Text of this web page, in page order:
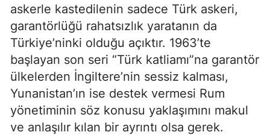
askerle kastedilenin sadece Türk askeri,
garantörlüğü rahatsızlık yaratanın da
Türkiye’ninki olduğu açıktır. 1963’te
başlayan son seri “Türk katliamı”na garantör
ülkelerden İngiltere’nin sessiz kalması,
Yunanistan’ın ise destek vermesi Rum
yönetiminin söz konusu yaklaşımını makul
ve anlaşılır kılan bir ayrıntı olsa gerek.